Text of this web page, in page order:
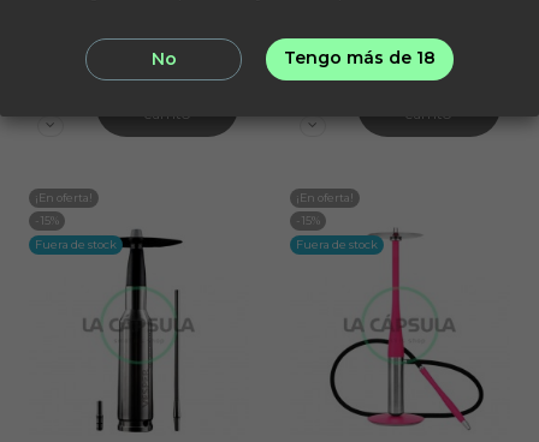
¡En oferta!
-15%
Fuera de stock
¡En oferta!
-15%
Fuera de stock
No Tengo más de 18